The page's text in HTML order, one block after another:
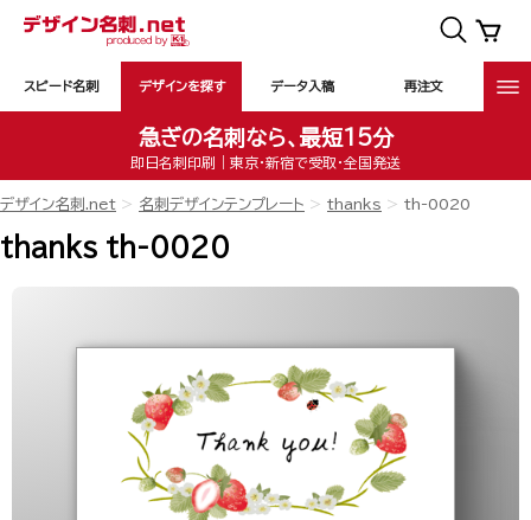
スピード名刺 デザインを探す データ入稿 再注文
急ぎの名刺なら、最短15分
即日名刺印刷｜東京・新宿で受取・全国発送
デザイン名刺.net 名刺デザインテンプレート thanks th-0020
thanks th-0020